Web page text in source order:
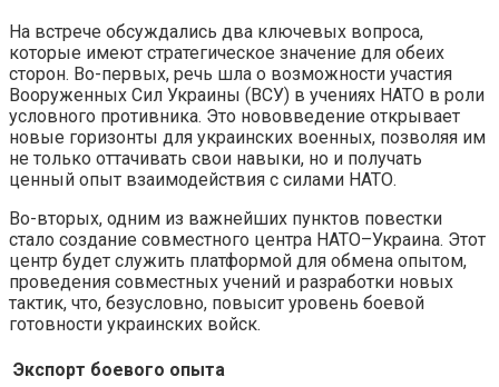
На встрече обсуждались два ключевых вопроса,
которые имеют стратегическое значение для обеих
сторон. Во-первых, речь шла о возможности участия
Вооруженных Сил Украины (ВСУ) в учениях НАТО в роли
условного противника. Это нововведение открывает
новые горизонты для украинских военных, позволяя им
не только оттачивать свои навыки, но и получать
ценный опыт взаимодействия с силами НАТО.
Во-вторых, одним из важнейших пунктов повестки
стало создание совместного центра НАТО–Украина. Этот
центр будет служить платформой для обмена опытом,
проведения совместных учений и разработки новых
тактик, что, безусловно, повысит уровень боевой
готовности украинских войск.
Экспорт боевого опыта